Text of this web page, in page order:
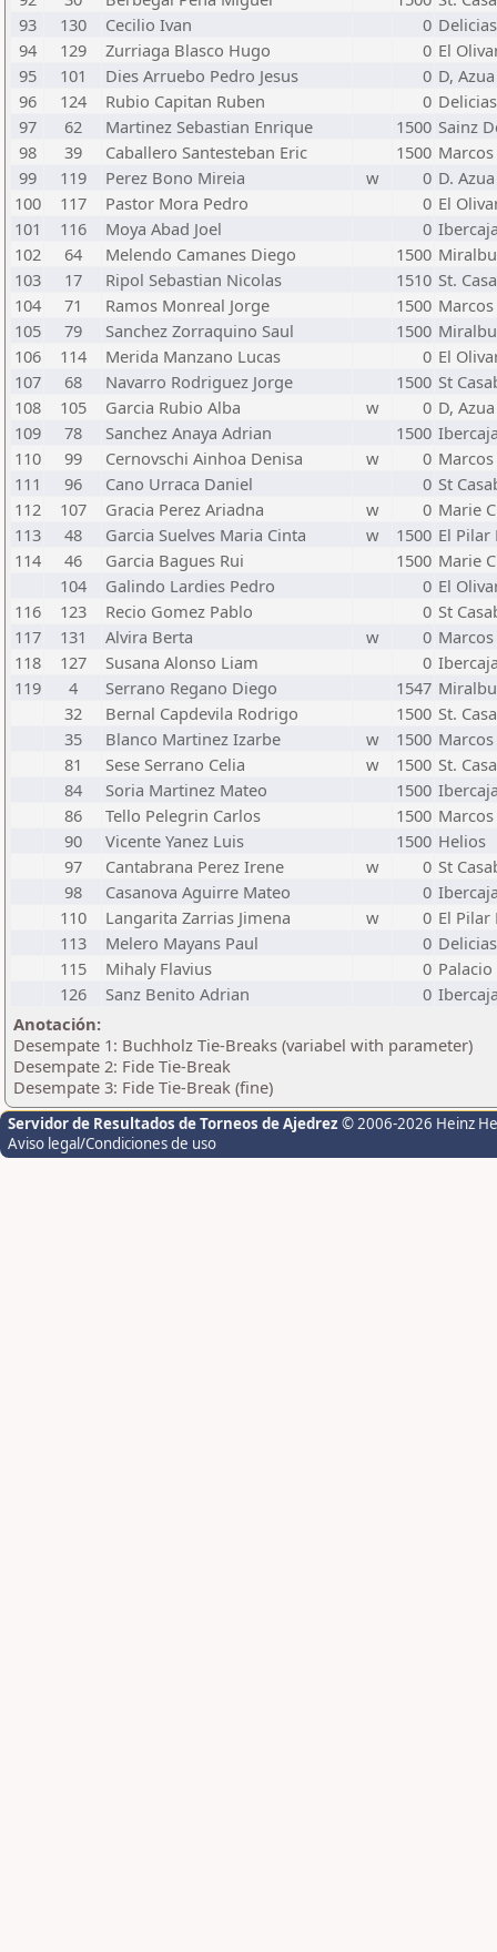
93
130 Cecilio Ivan 0 Delicias
94
129 Zurriaga Blasco Hugo 0 El
95
101 Dies Arruebo Pedro Jesus 0 D, Azua
96
124 Rubio Capitan Ruben 0 Delicias
97
62 Martinez Sebastian Enrique 1500 Sainz
98
39 Caballero Santesteban Eric 1500
99
119 Perez Bono Mireia w 0 D. Azua
100
117 Pastor Mora Pedro 0 El
101
116 Moya Abad Joel 0
102
64 Melendo Camanes Diego 1500
103
17 Ripol Sebastian Nicolas 1510 St.
104
71 Ramos Monreal Jorge 1500
105
79 Sanchez Zorraquino Saul 1500
106
114 Merida Manzano Lucas 0 El
107
68 Navarro Rodriguez Jorge 1500 St
108
105 Garcia Rubio Alba w 0 D, Azua
109
78 Sanchez Anaya Adrian 1500
110
99 Cernovschi Ainhoa Denisa w 0
111
96 Cano Urraca Daniel 0 St
112
107 Gracia Perez Ariadna w 0 Marie
113
48 Garcia Suelves Maria Cinta w 1500 El Pilar
114
46 Garcia Bagues Rui 1500 Marie
104
Galindo Lardies Pedro 0 El
116
123 Recio Gomez Pablo 0 St
117
131 Alvira Berta w 0
118
127 Susana Alonso Liam 0
119
4 Serrano Regano Diego 1547
32
Bernal Capdevila Rodrigo 1500 St.
35
Blanco Martinez Izarbe w 1500
81
Sese Serrano Celia w 1500 St.
84
Soria Martinez Mateo 1500
86
Tello Pelegrin Carlos 1500
90
Vicente Yanez Luis 1500 Helios
97
Cantabrana Perez Irene w 0 St
98
Casanova Aguirre Mateo 0
110
Langarita Zarrias Jimena w 0 El Pilar
113
Melero Mayans Paul 0 Delicias
115
Mihaly Flavius 0
126
Sanz Benito Adrian 0
Anotación:
Desempate 1: Buchholz Tie-Breaks (variabel with parameter)
Desempate 2: Fide Tie-Break
Desempate 3: Fide Tie-Break (fine)
Servidor de Resultados de Torneos de Ajedrez © 2006-2026 Heinz
Aviso legal/Condiciones de uso